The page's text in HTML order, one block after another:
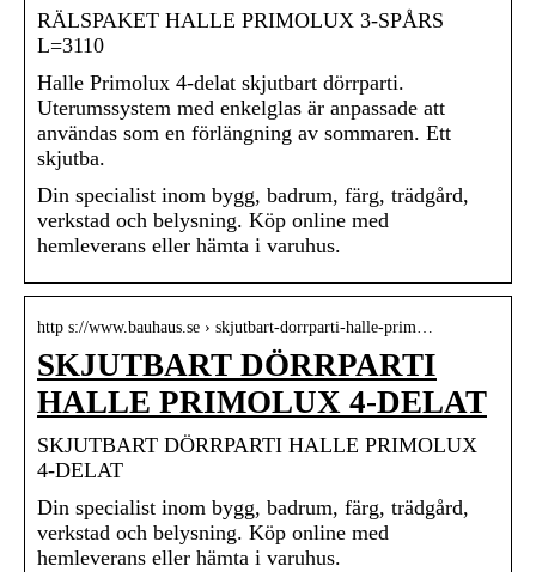
RÄLSPAKET HALLE PRIMOLUX 3-SPÅRS
L=3110
Halle Primolux 4-delat skjutbart dörrparti.
Uterumssystem med enkelglas är anpassade att
användas som en förlängning av sommaren. Ett
skjutba.
Din specialist inom bygg, badrum, färg, trädgård,
verkstad och belysning. Köp online med
hemleverans eller hämta i varuhus.
http s://www.bauhaus.se › skjutbart-dorrparti-halle-prim…
SKJUTBART DÖRRPARTI
HALLE PRIMOLUX 4-DELAT
SKJUTBART DÖRRPARTI HALLE PRIMOLUX
4-DELAT
Din specialist inom bygg, badrum, färg, trädgård,
verkstad och belysning. Köp online med
hemleverans eller hämta i varuhus.